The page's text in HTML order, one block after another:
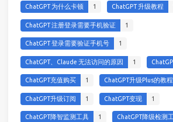
ChatGPT 为什么卡顿 1 ChatGPT 升级教程
ChatGPT 注册登录需要手机验证 1
ChatGPT 登录需要验证手机号 1
ChatGPT、Claude 无法访问的原因 1
ChatGPT充值购买 1 ChatGPT升级Plus的教程
ChatGPT升级订阅 1 ChatGPT变现 1
ChatGPT降智监测工具 1 ChatGPT降级检测